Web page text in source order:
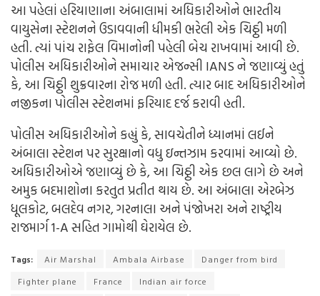
આ પહેલાં હરિયાણાના અંબાલામાં અધિકારીઓને ભારતીય
વાયુસેના સ્ટેશનને ઉડાવવાની ધીમકી ભરેલી એક ચિઠ્ઠી મળી
હતી. ત્યાં પાંચ રાફેલ વિમાનોની પહેલી બેચ રાખવામાં આવી છે.
પોલીસ અધિકારીઓને સમાચાર એજન્સી IANS ને જણાવ્યું હતું
કે, આ ચિઠ્ઠી શુક્રવારના રોજ મળી હતી. ત્યાર બાદ અધિકારીઓને
નજીકના પોલીસ સ્ટેશનમાં ફરિયાદ દર્જ કરાવી હતી.
પોલીસ અધિકારીઓને કહ્યું કે, સાવચેતીને ધ્યાનમાં લઈને
અંબાલા સ્ટેશન પર સુરક્ષાનો વધુ ઇન્તઝામ કરવામાં આવ્યો છે.
અધિકારીઓએ જણાવ્યું છે કે, આ ચિઠ્ઠી એક છલ લાગે છે અને
અમુક બદમાશોના કરતુત પ્રતીત થાય છે. આ અંબાલા એરબેઝ
ધૂલકોટ, બલદેવ નગર, ગરનાલા અને પંજોખરા અને રાષ્ટ્રીય
રાજમાર્ગ 1-A સહિત ગામોથી ઘેરાયેલ છે.
Tags: Air Marshal Ambala Airbase
Danger from bird
Fighter plane
France
Indian air force